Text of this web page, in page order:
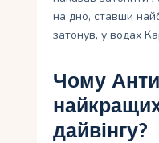
на дно, ставши
затонув, у водах
Чому
дайвінгу?